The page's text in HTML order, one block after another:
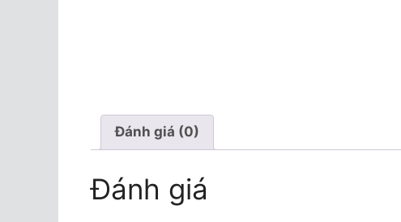
Đánh giá (0)
Đánh giá